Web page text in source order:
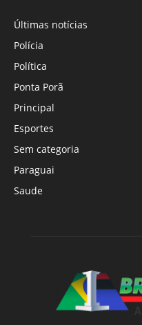
Últimas notícias
Polícia
Política
Ponta Porã
Principal
Esportes
Sem categoria
Paraguai
Saude